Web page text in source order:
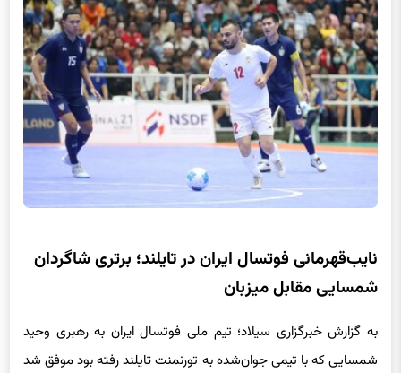
نایب‌قهرمانی فوتسال ایران در تایلند؛ برتری شاگردان
شمسایی مقابل میزبان
به گزارش خبرگزاری سیلاد؛ تیم ملی فوتسال ایران به رهبری وحید
شمسایی که با تیمی جوان‌شده به تورنمنت تایلند رفته بود موفق شد